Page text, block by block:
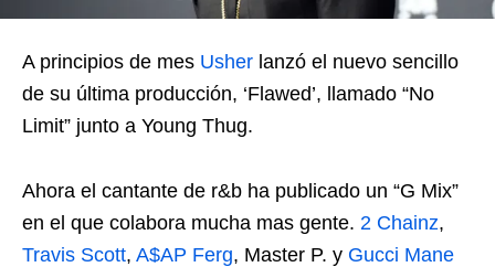
A principios de mes Usher lanzó el nuevo sencillo
de su última producción, ‘Flawed’, llamado “No
Limit” junto a Young Thug.
Ahora el cantante de r&b ha publicado un “G Mix”
en el que colabora mucha mas gente. 2 Chainz,
Travis Scott, A$AP Ferg, Master P. y Gucci Mane